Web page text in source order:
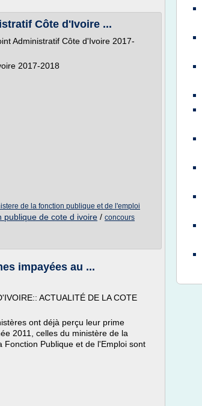
Côte d'Ivoire ...
Administratif Côte d'Ivoire 2017-
2017-2018
de la fonction publique et de l'emploi
publique de cote d ivoire / concours
impayées au ...
ACTUALITÉ DE LA COTE
ont déjà perçu leur prime
2011, celles du ministère de la
Fonction Publique et de l'Emploi sont